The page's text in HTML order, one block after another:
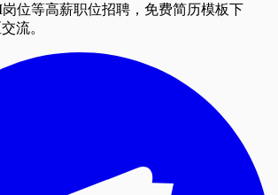
位等高薪职位招聘，免费简历模板下
流。